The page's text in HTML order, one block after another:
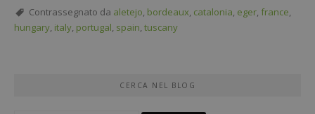
Contrassegnato da aletejo, bordeaux, catalonia, eger, france,
hungary, italy, portugal, spain, tuscany
CERCA NEL BLOG